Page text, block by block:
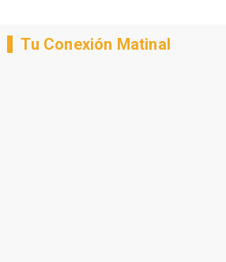
Tu Conexión Matinal